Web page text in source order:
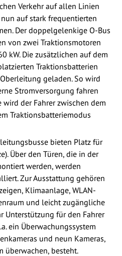
Verkehr auf allen Linien
auf stark frequentierten
Der doppelgelenkige O-Bus
von zwei Traktionsmotoren
kW. Die zusätzlichen auf dem
Traktionsbatterien
geladen. So wird
Stromversorgung fahren
der Fahrer zwischen dem
Traktionsbatteriemodus
bieten Platz für
Über den Türen, die in der
werden, werden
Zur Ausstattung gehören
Klimaanlage, WLAN-
und leicht zugängliche
Unterstützung für den Fahrer
ein Überwachungssystem
und neun Kameras,
überwachen, besteht.